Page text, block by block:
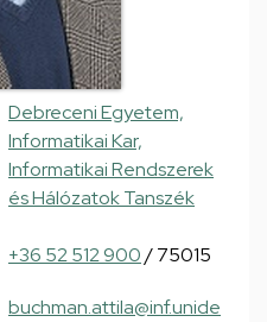
Debreceni Egyetem,
Informatikai Kar,
Informatikai Rendszerek
és Hálózatok Tanszék
+36 52 512 900/ 75015
buchman.attila@inf.unide